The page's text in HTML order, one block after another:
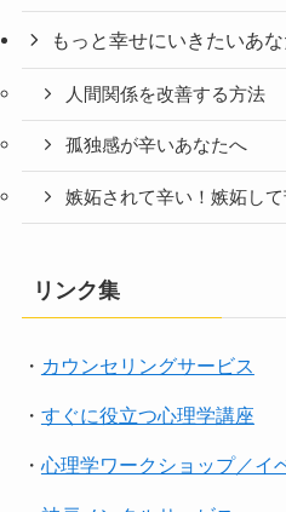
もっと幸せにいきたいあ
人間関係を改善する方法
孤独感が辛いあなたへ
嫉妬されて辛い！嫉妬して
リンク集
・ カウンセリングサービス
・ すぐに役立つ心理学講座
・ 心理学ワークショップ／イ